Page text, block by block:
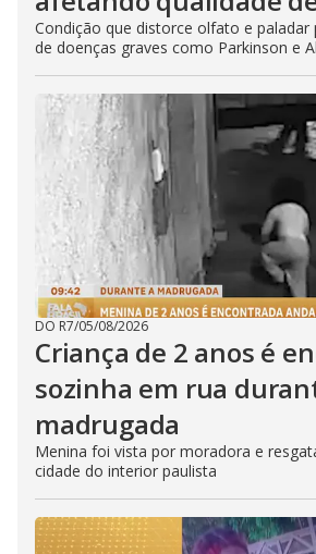
Condição que distorce olfato e paladar
de doenças graves como Parkinson e
DO R7/05/08/2026
Criança de 2 anos é
sozinha em rua
madrugada
Menina foi vista por moradora e
cidade do interior paulista